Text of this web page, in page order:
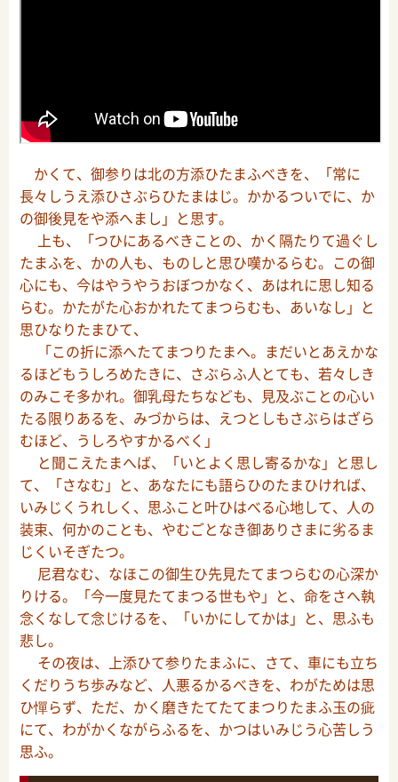
かくて、御参りは北の方添ひたまふべきを、「常に
長々しうえ添ひさぶらひたまはじ。かかるついでに、か
の御後見をや添へまし」と思す。
上も、「つひにあるべきことの、かく隔たりて過ぐし
たまふを、かの人も、ものしと思ひ嘆かるらむ。この御
心にも、今はやうやうおぼつかなく、あはれに思し知る
らむ。かたがた心おかれたてまつらむも、あいなし」と
思ひなりたまひて、
「この折に添へたてまつりたまへ。まだいとあえかな
るほどもうしろめたきに、さぶらふ人とても、若々しき
のみこそ多かれ。御乳母たちなども、見及ぶことの心い
たる限りあるを、みづからは、えつとしもさぶらはざら
むほど、うしろやすかるべく」
と聞こえたまへば、「いとよく思し寄るかな」と思し
て、「さなむ」と、あなたにも語らひのたまひければ、
いみじくうれしく、思ふこと叶ひはべる心地して、人の
装束、何かのことも、やむごとなき御ありさまに劣るま
じくいそぎたつ。
尼君なむ、なほこの御生ひ先見たてまつらむの心深か
りける。「今一度見たてまつる世もや」と、命をさへ執
念くなして念じけるを、「いかにしてかは」と、思ふも
悲し。
その夜は、上添ひて参りたまふに、さて、車にも立ち
くだりうち歩みなど、人悪るかるべきを、わがためは思
ひ憚らず、ただ、かく磨きたてたてまつりたまふ玉の疵
にて、わがかくながらふるを、かつはいみじう心苦しう
思ふ。